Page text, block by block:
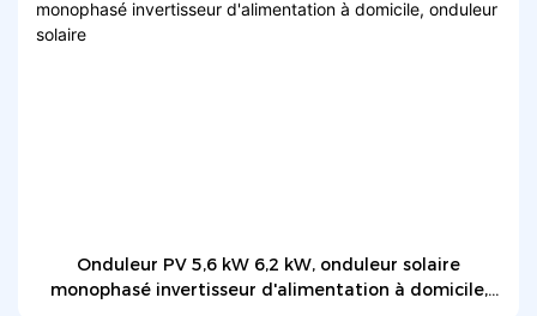
Onduleur PV 5,6 kW 6,2 kW, onduleur solaire
monophasé invertisseur d'alimentation à domicile,